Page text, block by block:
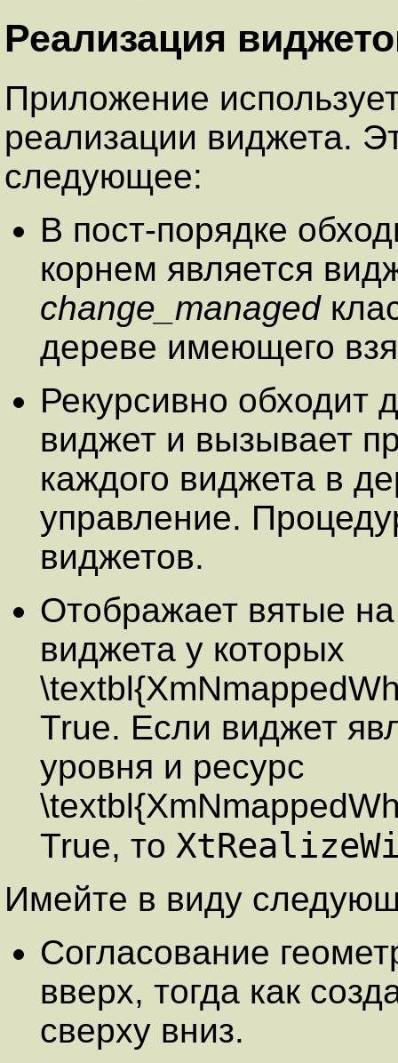
Реализация
Приложение
реализации виджета.
следующее:
В пост-порядке
корнем является
change_managed
дереве имеющего
Рекурсивно обходит
виджет и вызывает
каждого виджета в
управление.
виджетов.
Отображает вятые
виджета у которых
True. Если виджет
уровня и ресурс
True, то
Имейте в виду
Согласование
вверх, тогда как
сверху вниз.